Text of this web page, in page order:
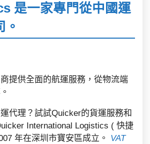
是一家專門從中國運
。
提供全面的航運服務，從物流端
代理？試試Quicker的貨運服務和
International Logistics ( 快捷
年在深圳市寶安區成立。 VAT